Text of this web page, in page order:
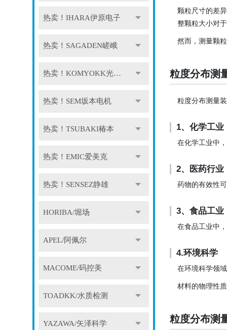
热卖！IHARA伊原电子
热卖！SAGADEN嵯峨
热卖！KOMYOKK光明理化
热卖！SEM坂本电机
热卖！TSUBAKI椿本
热卖！EMIC爱美克
热卖！SENSEZ静雄
HORIBA/堀场
APEL/阿佩尔
MACOME/码控美
TOADKK/水质检测
YAZAWA/矢泽科学
颗粒尺寸的差
整颗粒大小对
然而，测量颗
粒度分布测
粒度分布测量
1、化学工业
在化学工业中
2、医药行业
药物的有效性
3、食品工业
在食品工业中
4.环境科学
在环境科学领
材料的物理性
粒度分布测